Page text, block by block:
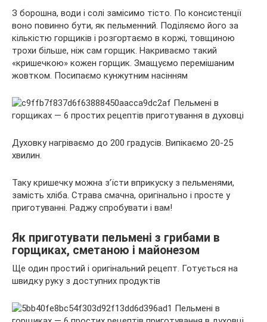
З борошна, води і солі замісимо тісто. По консистенції
воно повинно бути, як пельменний. Поділяємо його за
кількістю горщиків і розгортаємо в коржі, товщиною
трохи більше, ніж сам горщик. Накриваємо такий
«кришечкою» кожен горщик. Змащуємо перемішаним
жовтком. Посипаємо кунжутним насінням
Духовку нагріваємо до 200 градусів. Випікаємо 20-25
хвилин.
Таку кришечку можна з’їсти вприкуску з пельменями,
замість хліба. Страва смачна, оригінально і просте у
приготуванні. Раджу спробувати і вам!
Як приготувати пельмені з грибами в
горщиках, сметаною і майонезом
Ще один простий і оригінальний рецепт. Готується на
швидку руку з доступних продуктів